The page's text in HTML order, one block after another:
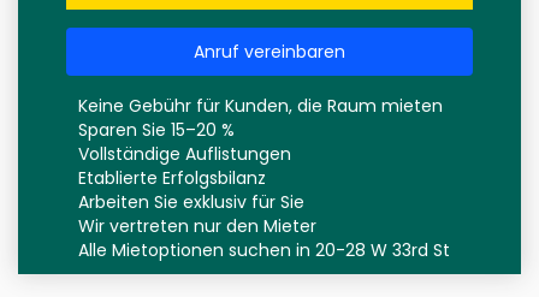
Anruf vereinbaren
Keine Gebühr für Kunden, die Raum mieten
Sparen Sie 15–20 %
Vollständige Auflistungen
Etablierte Erfolgsbilanz
Arbeiten Sie exklusiv für Sie
Wir vertreten nur den Mieter
Alle Mietoptionen suchen in 20-28 W 33rd St